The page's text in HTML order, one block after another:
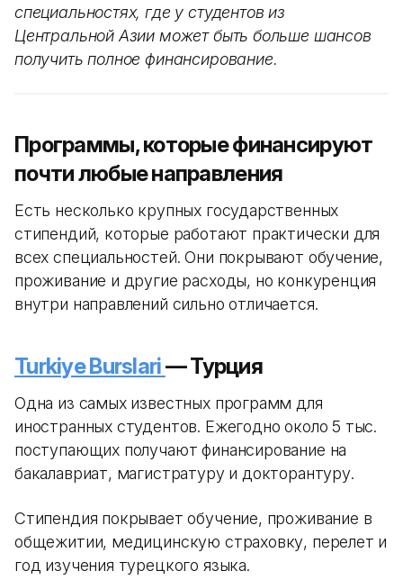
специальностях, где у студентов из
Центральной Азии может быть больше шансов
получить полное финансирование.
Программы, которые финансируют
почти любые направления
Есть несколько крупных государственных
стипендий, которые работают практически для
всех специальностей. Они покрывают обучение,
проживание и другие расходы, но конкуренция
внутри направлений сильно отличается.
Turkiye Burslari— Турция
Одна из самых известных программ для
иностранных студентов. Ежегодно около 5 тыс.
поступающих получают финансирование на
бакалавриат, магистратуру и докторантуру.
Стипендия покрывает обучение, проживание в
общежитии, медицинскую страховку, перелет и
год изучения турецкого языка.